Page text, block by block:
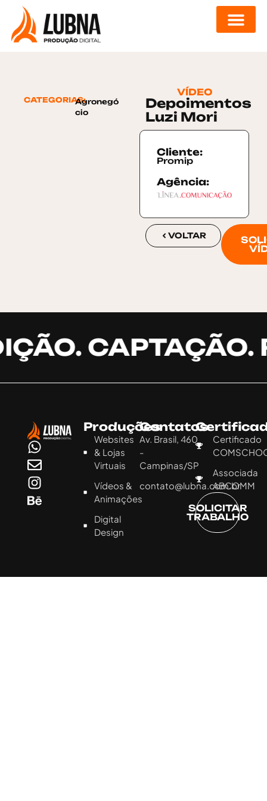
CATEGORIAS:Agronegó
cio
VÍDEO
Depoimentos
Luzi Mori
Cliente:
Promip
Agência:
VOLTAR
CAPTAÇÃO.
Produções
Websites
& Lojas
Virtuais
Vídeos &
Animações
Digital
Design
Contatos
Av. Brasil, 460
-
Campinas/SP
contato@lubna.com.br
Certificado
Associada
ABCOMM
SOLICITAR
TRABALHO